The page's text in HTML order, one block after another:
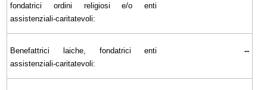
fondatrici ordini religiosi e/o enti
assistenziali-caritatevoli:
Benefattrici laiche, fondatrici enti
assistenziali-caritatevoli:
--